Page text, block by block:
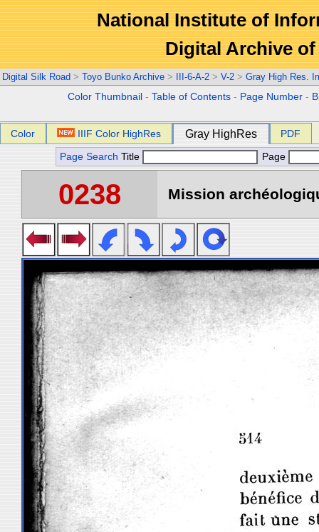
National Institute of
Digital Archive
Digital Silk Road > Toyo Bunko Archive > III-6-A-2 > V-2 > Gray High Res.
Color Thumbnail -Table of Contents - Page Number -
Color IIIF Color HighRes Gray HighRes PDF
Page Search Title Page
0238 Mission